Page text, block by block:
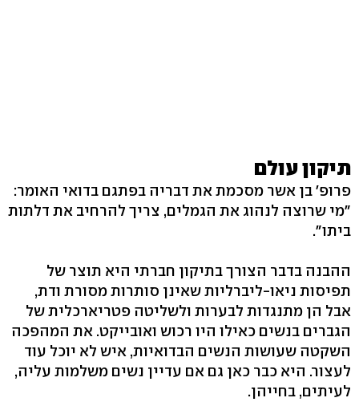
תיקון עולם
פרופ' בן אשר מסכמת את דבריה בפתגם בדואי האומר:
"מי שרוצה לנהוג את הגמלים, צריך להרחיב את דלתות
ביתו".
ההבנה בדבר הצורך בתיקון חברתי היא תוצר של
תפיסות ניאו-ליברליות שאינן סותרות מסורת ודת,
אבל הן מתנגדות לבערות ולשליטה פטריארכלית של
הגברים בנשים כאילו היו רכוש ואובייקט. את המהפכה
השקטה שעושות הנשים הבדואיות, איש לא יוכל עוד
לעצור. היא כבר כאן גם אם עדיין נשים משלמות עליה,
לעיתים, בחייהן.